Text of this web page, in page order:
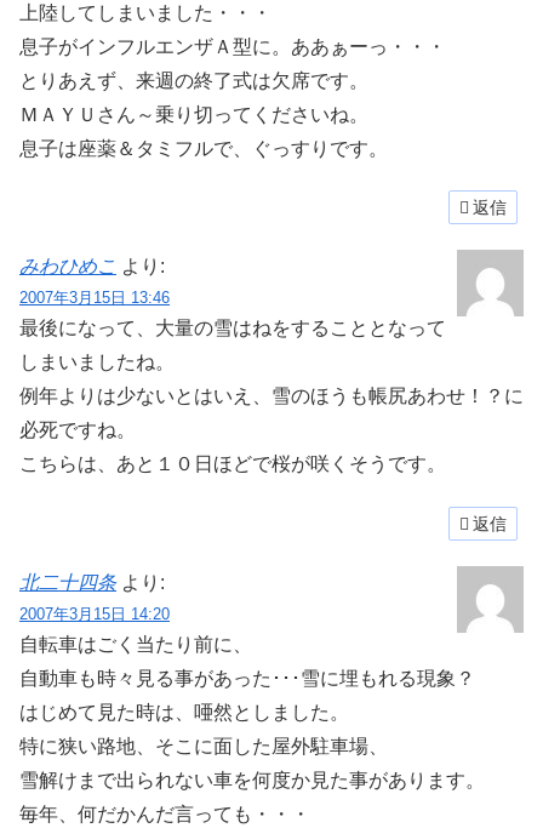
上陸してしまいました・・・
息子がインフルエンザＡ型に。ああぁーっ・・・
とりあえず、来週の終了式は欠席です。
ＭＡＹＵさん～乗り切ってくださいね。
息子は座薬＆タミフルで、ぐっすりです。
返信
みわひめこ より:
2007年3月15日 13:46
最後になって、大量の雪はねをすることとなって
しまいましたね。
例年よりは少ないとはいえ、雪のほうも帳尻あわせ！？に
必死ですね。
こちらは、あと１０日ほどで桜が咲くそうです。
返信
北二十四条 より:
2007年3月15日 14:20
自転車はごく当たり前に、
自動車も時々見る事があった･･･雪に埋もれる現象？
はじめて見た時は、唖然としました。
特に狭い路地、そこに面した屋外駐車場、
雪解けまで出られない車を何度か見た事があります。
毎年、何だかんだ言っても・・・